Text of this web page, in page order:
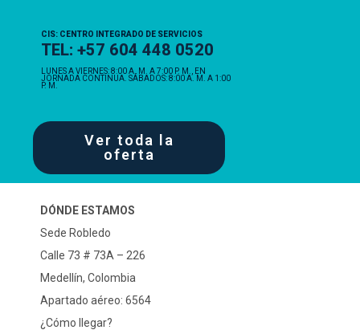
CIS: CENTRO INTEGRADO DE SERVICIOS
TEL: +57 604 448 0520
LUNES A VIERNES: 8:00 A. M. A 7:00 P. M., EN
JORNADA CONTINUA. SÁBADOS: 8:00 A. M. A 1:00
P. M.
Ver toda la
oferta
DÓNDE ESTAMOS
Sede Robledo
Calle 73 # 73A – 226
Medellín, Colombia
Apartado aéreo: 6564
¿Cómo llegar?